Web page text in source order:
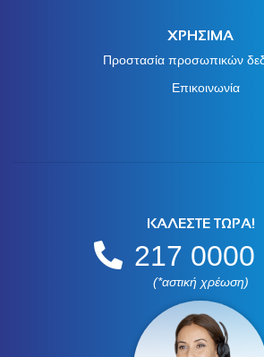
ΧΡΗΣΙΜΑ
Προστασία προσωπικών
Επικοινωνία
ΚΑΛΕΣΤΕ ΤΩΡΑ!
217 0000
(*αστική χρέωση)